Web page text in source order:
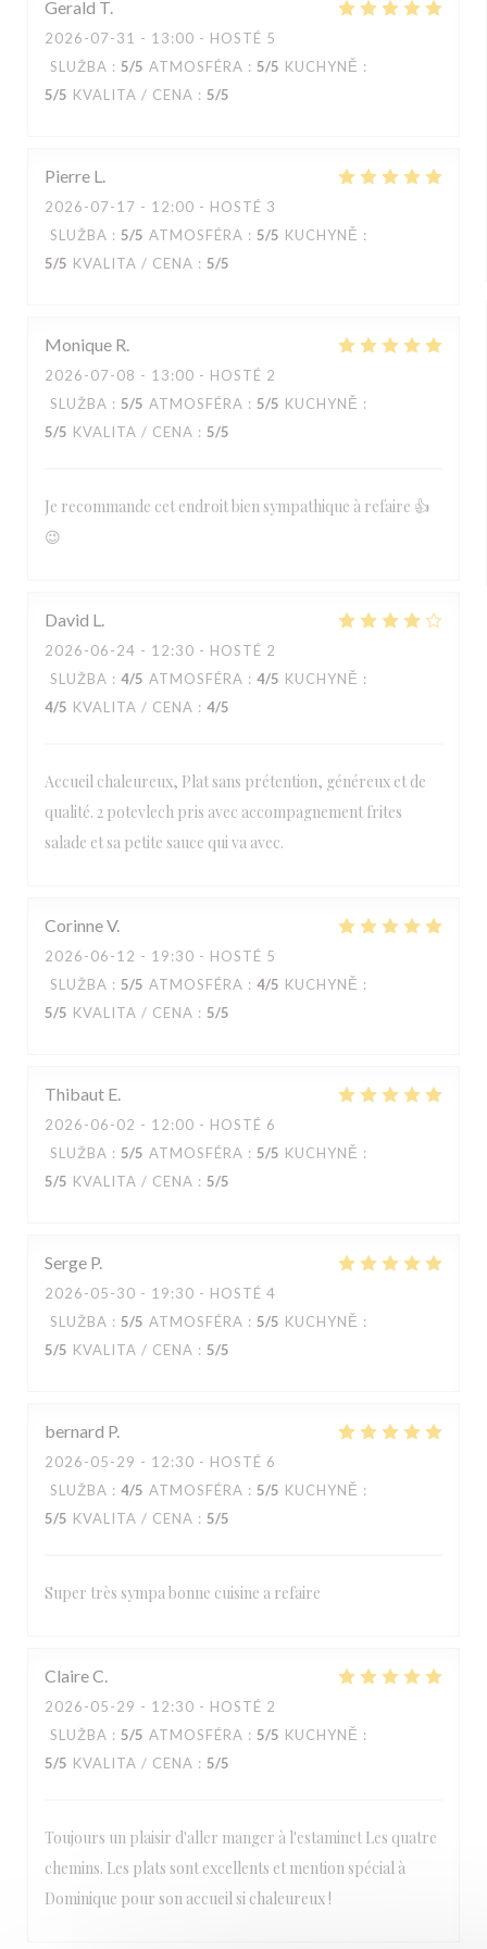
Gerald T
2026-07-31 - 13:00 - HOSTÉ 5
SLUŽBA : 5/5 ATMOSFÉRA : 5/5 KUCHYNĚ :
5/5 KVALITA / CENA : 5/5
Pierre L
2026-07-17 - 12:00 - HOSTÉ 3
SLUŽBA : 5/5 ATMOSFÉRA : 5/5 KUCHYNĚ :
5/5 KVALITA / CENA : 5/5
Monique R
2026-07-08 - 13:00 - HOSTÉ 2
SLUŽBA : 5/5 ATMOSFÉRA : 5/5 KUCHYNĚ :
5/5 KVALITA / CENA : 5/5
Je recommande cet endroit bien sympathique à refaire 👍
😉
David L
2026-06-24 - 12:30 - HOSTÉ 2
SLUŽBA : 4/5 ATMOSFÉRA : 4/5 KUCHYNĚ :
4/5 KVALITA / CENA : 4/5
Accueil chaleureux, Plat sans prétention, généreux et de
qualité. 2 potevlech pris avec accompagnement frites
salade et sa petite sauce qui va avec.
CorinneV
2026-06-12 - 19:30 - HOSTÉ 5
SLUŽBA : 5/5 ATMOSFÉRA : 4/5 KUCHYNĚ :
5/5 KVALITA / CENA : 5/5
Thibaut E
2026-06-02 - 12:00 - HOSTÉ 6
SLUŽBA : 5/5 ATMOSFÉRA : 5/5 KUCHYNĚ :
5/5 KVALITA / CENA : 5/5
Serge P
2026-05-30 - 19:30 - HOSTÉ 4
SLUŽBA : 5/5 ATMOSFÉRA : 5/5 KUCHYNĚ :
5/5 KVALITA / CENA : 5/5
bernard P
2026-05-29 - 12:30 - HOSTÉ 6
SLUŽBA : 4/5 ATMOSFÉRA : 5/5 KUCHYNĚ :
5/5 KVALITA / CENA : 5/5
Super très sympa bonne cuisine a refaire
ClaireC
2026-05-29 - 12:30 - HOSTÉ 2
SLUŽBA : 5/5 ATMOSFÉRA : 5/5 KUCHYNĚ :
5/5 KVALITA / CENA : 5/5
Toujours un plaisir d'aller manger à l'estaminet Les quatre
chemins. Les plats sont excellents et mention spécial à
Dominique pour son accueil si chaleureux !
Estaminet Les quatre Chemins